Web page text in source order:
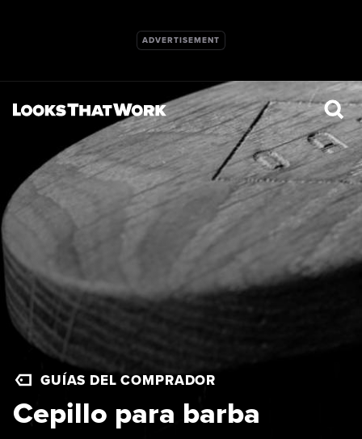
GUÍAS DEL COMPRADOR
Cepillo para barba